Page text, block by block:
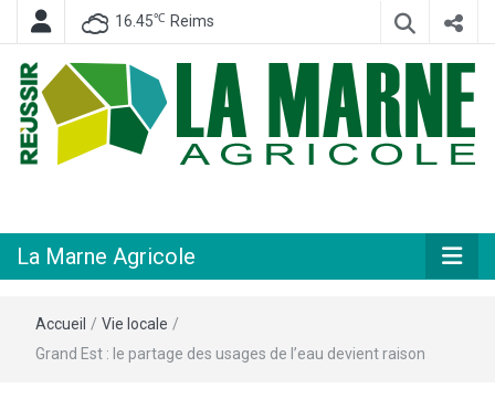
16.45℃ Reims
Agricole
La Marne Agricole
Accueil / Vie locale /
Grand Est : le partage des usages de l’eau devient raison